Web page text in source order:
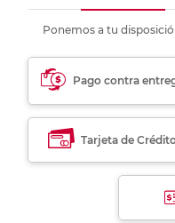
Ponemos a tu
Pago contra
Tarjeta de